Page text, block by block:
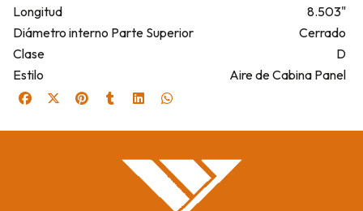
Longitud
8.503"
Diámetro interno Parte Superior
Cerrado
Clase
D
Estilo
Aire de Cabina Panel